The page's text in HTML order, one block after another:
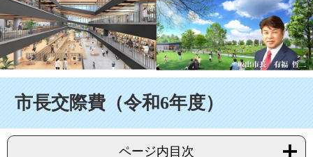
市長交際費（令和6年度）
ページ内目次